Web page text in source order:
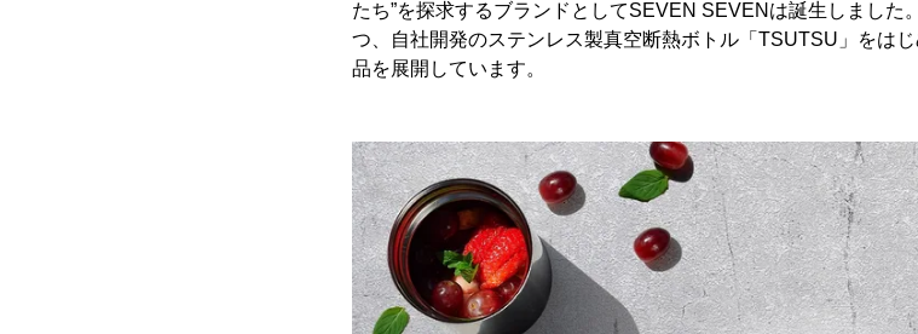
たち”を探求するブランドとしてSEVEN SEVENは誕生しました
つ、自社開発のステンレス製真空断熱ボトル「TSUTSU」をは
品を展開しています。